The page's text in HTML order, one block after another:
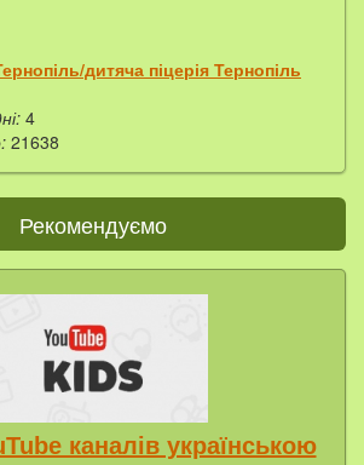
дитяча піцерія Тернопіль
4
21638
Рекомендуємо
каналів українською